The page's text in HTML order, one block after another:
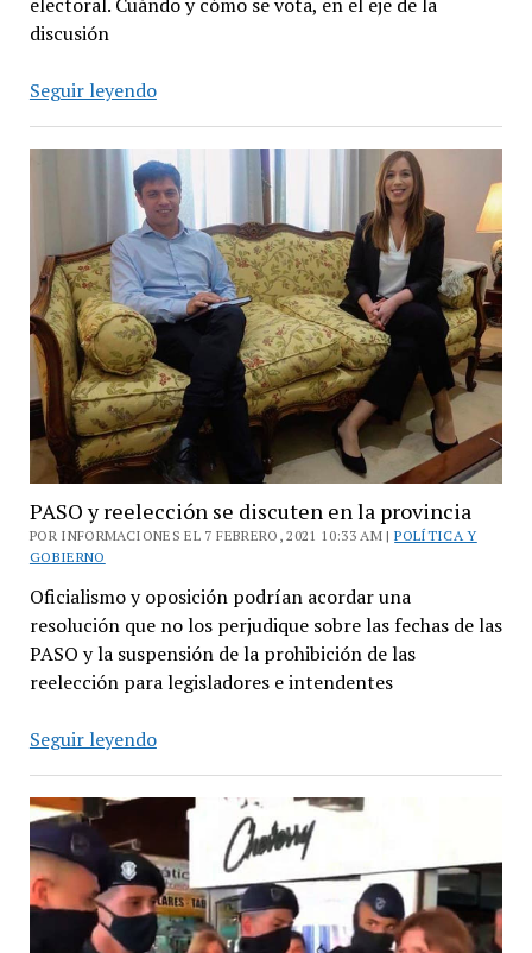
electoral. Cuándo y cómo se vota, en el eje de la
discusión
Seguir leyendoElecciones,
que
la
salud
o
la
economía
PASO y reelección se discuten en la provincia
POR INFORMACIONES EL 7 FEBRERO, 2021 10:33 AM |POLÍTICA Y
GOBIERNO
Oficialismo y oposición podrían acordar una
resolución que no los perjudique sobre las fechas de las
PASO y la suspensión de la prohibición de las
reelección para legisladores e intendentes
Seguir leyendoPASO
reelección
discuten
en
la
provincia